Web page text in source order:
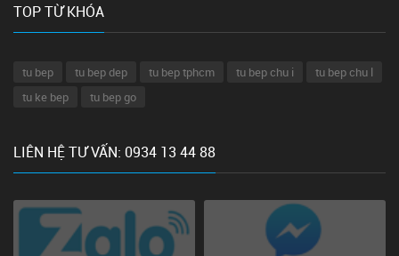
TOP TỪ KHÓA
tu bep tu bep dep tu bep tphcm tu bep chu i
tu bep chu l
tu ke bep
tu bep go
LIÊN HỆ TƯ VẤN: 0934 13 44 88